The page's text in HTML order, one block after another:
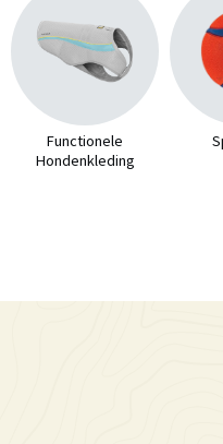
Functionele
Hondenkleding